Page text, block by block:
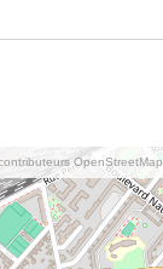
OpenStreetMap